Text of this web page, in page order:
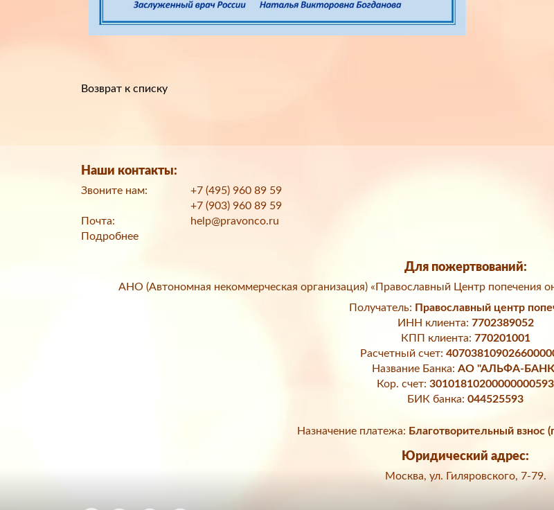
Возврат к списку
Наши контакты:
Звоните нам:
+7 (495) 960 89 59
+7 (903) 960 89 59
Почта:
help@pravonco.ru
Подробнее
Для пожертвований:
АНО (Автономная некоммерческая организация) «Православный Центр попечения
Получатель: Православный центр
ИНН клиента: 7702389052
КПП клиента: 770201001
Расчетный счет:
Название Банка: АО "АЛЬФА-
Кор. счет: 30101810200000000593
БИК банка: 044525593
Назначение платежа: Благотворительный взнос
Юридический адрес:
Москва, ул. Гиляровского, 7-79.